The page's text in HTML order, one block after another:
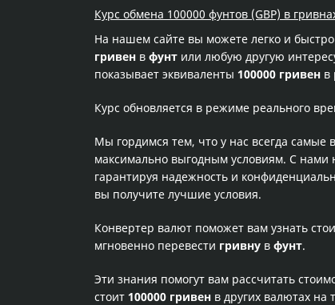
Курс обмена 100000 фунтов (GBP) в
На нашем сайте вы можете легко и
гривен в фунт или любую другую
показывает эквиваленты 100000 гривен в
Курс обновляется в режиме реального
Мы гордимся тем, что у нас всегда самые
максимально выгодным условиям. С нами
гарантируя надежность и
вы получите лучшие условия.
Конвертер валют поможет вам узнать
мгновенно перевести гривну в фунт.
Эти знания помогут вам рассчитать
стоит 100000 гривен в других валютах на